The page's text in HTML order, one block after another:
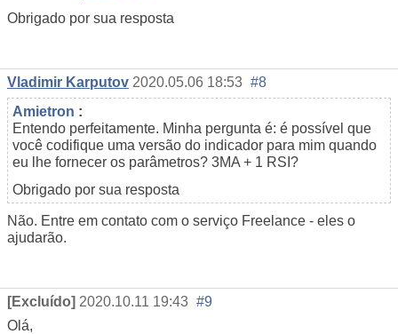
Obrigado por sua resposta
Vladimir Karputov 2020.05.06 18:53 #8
Amietron :
Entendo perfeitamente. Minha pergunta é: é possível que
você codifique uma versão do indicador para mim quando
eu lhe fornecer os parâmetros? 3MA + 1 RSI?
Obrigado por sua resposta
Não. Entre em contato com o serviço Freelance - eles o
ajudarão.
[Excluído] 2020.10.11 19:43 #9
Olá,